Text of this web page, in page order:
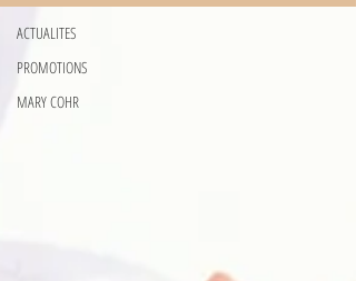
ACTUALITES
PROMOTIONS
MARY COHR